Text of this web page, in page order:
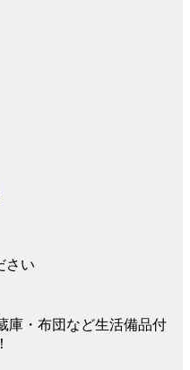
さい
庫・布団など生活備品付